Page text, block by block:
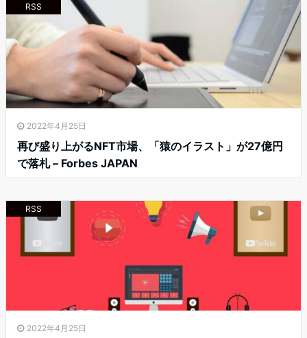
RSS
2022年4月25日
再び盛り上がるNFT市場、「猿のイラスト」が27億円
で落札 – Forbes JAPAN
RSS
2022年4月25日